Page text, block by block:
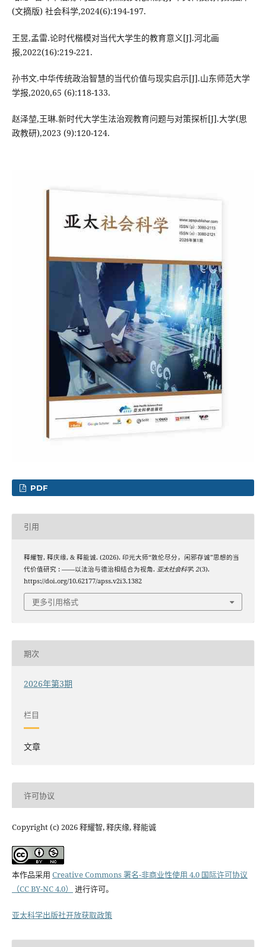
(文摘版) 社会科学,2024(6):194-197.
王昱,孟雷.论时代楷模对当代大学生的教育意义[J].河北画
报,2022(16):219-221.
孙书文.中华传统政治智慧的当代价值与现实启示[J].山东师范大学
学报,2020,65 (6):118-133.
赵泽堃,王琳.新时代大学生法治观教育问题与对策探析[J].大学(思
政教研),2023 (9):120-124.
PDF
引用
释耀智, 释庆缘, & 释能诚. (2026). 印光大师“敦伦尽分，闲邪存诚”思想的当
代价值研究 : ——以法治与德治相结合为视角. 亚太社会科学, 2(3).
https://doi.org/10.62177/apss.v2i3.1382
更多引用格式
期次
2026年第3期
栏目
文章
许可协议
Copyright (c) 2026 释耀智, 释庆缘, 释能诚
本作品采用 Creative Commons 署名-非商业性使用 4.0 国际许可协议
（CC BY-NC 4.0）
进行许可。
亚太科学出版社开放获取政策